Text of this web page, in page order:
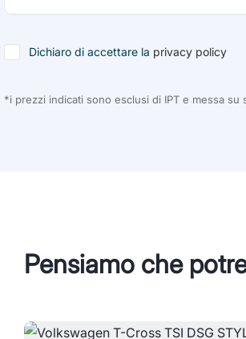
Dichiaro di accettare la privacy policy
*i prezzi indicati sono esclusi di IPT e messa su
Pensiamo che